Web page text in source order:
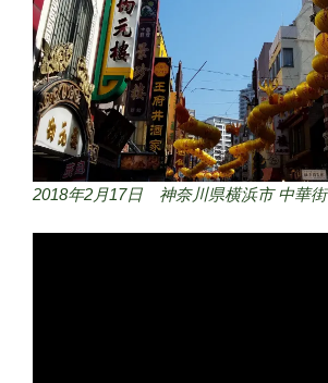
2018年2月17日 神奈川県横浜市 中華街